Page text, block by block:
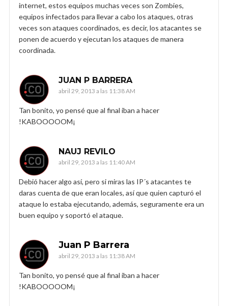
internet, estos equipos muchas veces son Zombies,
equipos infectados para llevar a cabo los ataques, otras
veces son ataques coordinados, es decir, los atacantes se
ponen de acuerdo y ejecutan los ataques de manera
coordinada.
JUAN P BARRERA
abril 29, 2013 a las 11:38 AM
Tan bonito, yo pensé que al final iban a hacer
!KABOOOOOM¡
NAUJ REVILO
abril 29, 2013 a las 11:40 AM
Debió hacer algo así, pero si miras las IP´s atacantes te
daras cuenta de que eran locales, así que quien capturó el
ataque lo estaba ejecutando, además, seguramente era un
buen equipo y soportó el ataque.
Juan P Barrera
abril 29, 2013 a las 11:38 AM
Tan bonito, yo pensé que al final iban a hacer
!KABOOOOOM¡